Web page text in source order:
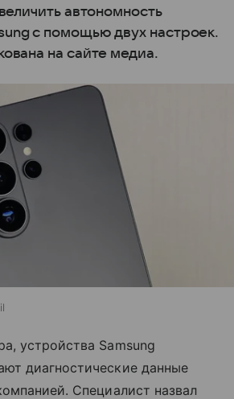
автономность
с помощью двух настроек.
на сайте медиа.
устройства Samsung
диагностические данные
Специалист назвал